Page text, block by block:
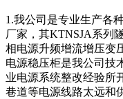
1.我公司是专业生产各
厂家，其KTNSJA系列
相电源升频增流增压变
电源稳压柜是我公司技
业电源系统整改经验所
巷道等电源线路太远和